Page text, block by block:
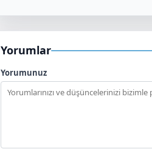
Yorumlar
Yorumunuz